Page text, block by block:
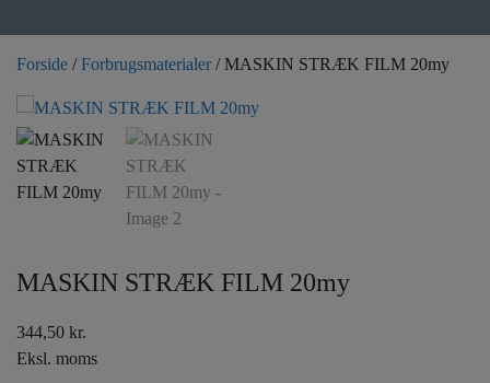
Forside /Forbrugsmaterialer / MASKIN STRÆK FILM 20my
MASKIN STRÆK FILM 20my
344,50 kr.
Eksl. moms